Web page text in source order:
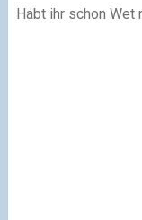
Habt ihr schon Wet